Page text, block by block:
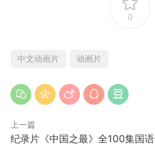
0
中文动画片 动画片
上一篇
纪录片《中国之最》全100集国语